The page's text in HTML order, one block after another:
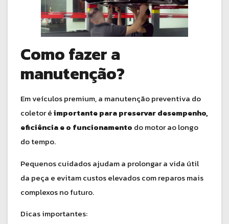
Como fazer a
manutenção?
Em veículos premium, a manutenção preventiva do
coletor éimportante para preservar desempenho,
eficiência e o funcionamento do motor ao longo
do tempo.
Pequenos cuidados ajudam a prolongar a vida útil
da peça e evitam custos elevados com reparos mais
complexos no futuro.
Dicas importantes: